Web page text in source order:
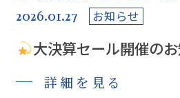
2026.01.27 お知らせ
大決算セール開催の
詳細を見る